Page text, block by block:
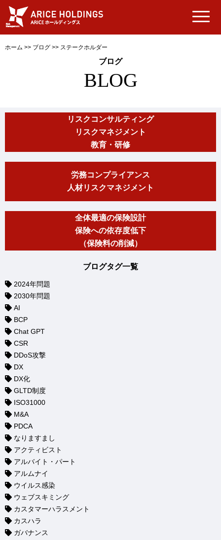
ホーム >> ブログ >> ステークホルダー
ブログ
BLOG
リスクコンサルティング
リスクマネジメント
教育・研修
労務コンプライアンス
人材リスクマネジメント
全体最適の保険設計
保険への依存度低下
（保険料の削減）
ブログタグ一覧
2024年問題
2030年問題
AI
BCP
Chat GPT
CSR
DDoS攻撃
DX
DX化
GLTD制度
ISO31000
M&A
PDCA
なりますまし
アクティビスト
アルバイト・パート
アルムナイ
ウイルス感染
ウェブスキミング
カスタマーハラスメント
カスハラ
ガバナンス